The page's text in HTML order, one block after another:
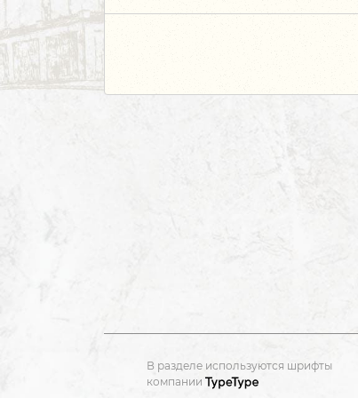
В разделе используются шрифты
компании